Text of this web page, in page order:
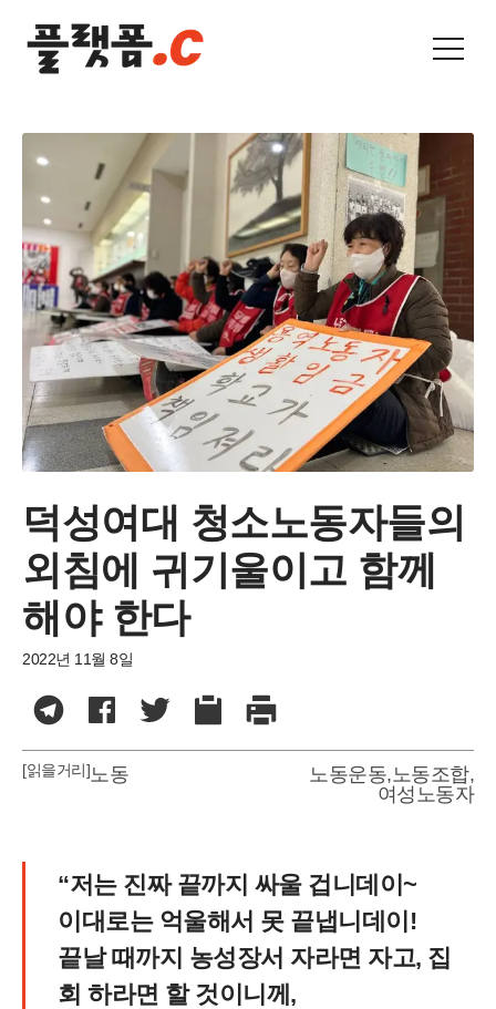
덕성여대 청소노동자들의
외침에 귀기울이고 함께
해야 한다
2022년 11월 8일
[읽을거리]노동 노동운동, 노동조합,
여성노동자
“저는 진짜 끝까지 싸울 겁니데이~
이대로는 억울해서 못 끝냅니데이!
끝날 때까지 농성장서 자라면 자고, 집
회 하라면 할 것이니께,